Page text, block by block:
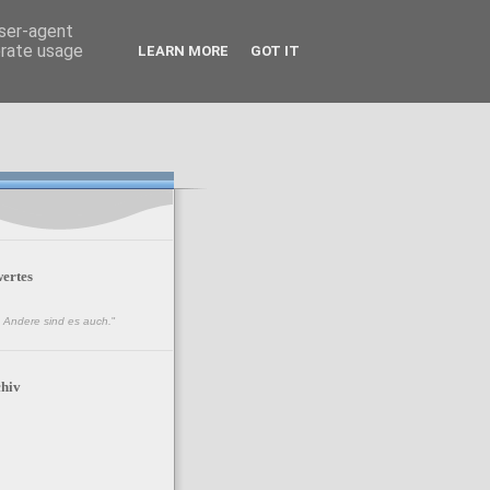
sind es auch. "
agent
usage
LEARN MORE GOT IT